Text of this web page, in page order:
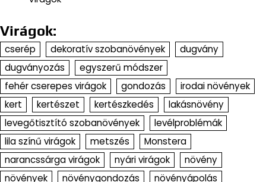
Virágok:
cserép dekoratív szobanövények
dugvány
dugványozás
egyszerű módszer
fehér cserepes virágok
gondozás
irodai növények
kert
kertészet kertészkedés
lakásnövény
levegőtisztító szobanövények
levélproblémák
lila színű virágok
metszés
Monstera
narancssárga virágok
nyári virágok
növény
növények
növénygondozás
növényápolás